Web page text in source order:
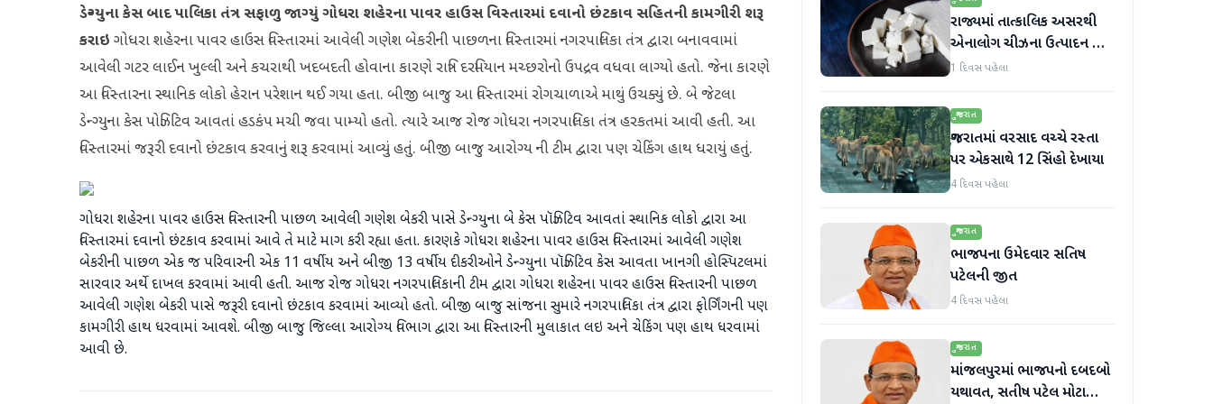
ડેન્ગ્યુના કેસ બાદ પાલિકા તંત્ર સફાળુ જાગ્યુંગોધરા શહેરના પાવર હાઉસ વિસ્તારમાં દવાનો છંટકાવ સહિતની કામગીરી શરૂ
કરાઇ ગોધરા શહેરના પાવર હાઉસ વિસ્તારમાં આવેલી ગણેશ બેકરીની પાછળના વિસ્તારમાં નગરપાલિકા તંત્ર દ્વારા બનાવવામાં
આવેલી ગટર લાઈન ખુલ્લી અને કચરાથી ખદબદતી હોવાના કારણે રાત્રિ દરમિયાન મચ્છરોનો ઉપદ્રવ વધવા લાગ્યો હતો. જેના કારણે
આ વિસ્તારના સ્થાનિક લોકો હેરાન પરેશાન થઈ ગયા હતા. બીજી બાજુ આ વિસ્તારમાં રોગચાળાએ માથું ઉચક્યું છે. બે જેટલા
ડેન્ગ્યુના કેસ પોઝિટિવ આવતાં હડકંપ મચી જવા પામ્યો હતો. ત્યારે આજ રોજ ગોધરા નગરપાલિકા તંત્ર હરકતમાં આવી હતી. આ
વિસ્તારમાં જરૂરી દવાનો છંટકાવ કરવાનું શરૂ કરવામાં આવ્યું હતું. બીજી બાજુ આરોગ્ય ની ટીમ દ્વારા પણ ચેકિંગ હાથ ધરાયું હતું.
ગોધરા શહેરના પાવર હાઉસ વિસ્તારની પાછળ આવેલી ગણેશ બેકરી પાસે ડેન્ગ્યુના બે કેસ પૉઝિટિવ આવતાં સ્થાનિક લોકો દ્વારા આ
વિસ્તારમાં દવાનો છંટકાવ કરવામાં આવે તે માટે માગ કરી રહ્યા હતા. કારણકે ગોધરા શહેરના પાવર હાઉસ વિસ્તારમાં આવેલી ગણેશ
બેકરીની પાછળ એક જ પરિવારની એક 11 વર્ષીય અને બીજી 13 વર્ષીય દીકરીઓને ડેન્ગ્યુના પૉઝિટિવ કેસ આવતા ખાનગી હોસ્પિટલમાં
સારવાર અર્થે દાખલ કરવામાં આવી હતી. આજ રોજ ગોધરા નગરપાલિકાની ટીમ દ્વારા ગોધરા શહેરના પાવર હાઉસ વિસ્તારની પાછળ
આવેલી ગણેશ બેકરી પાસે જરૂરી દવાનો છંટકાવ કરવામાં આવ્યો હતો. બીજી બાજુ સાંજના સુમારે નગરપાલિકા તંત્ર દ્વારા ફોર્ગિંગની પણ
કામગીરી હાથ ધરવામાં આવશે. બીજી બાજુ જિલ્લા આરોગ્ય વિભાગ દ્વારા આ વિસ્તારની મુલાકાત લઇ અને ચેકિંગ પણ હાથ ધરવામાં
આવી છે.
રાજ્યમાં તાત્કાલિક અસરથી
એનાલોગ ચીઝના ઉત્પાદન અને
વેચાણ પર પ્રતિબંધ.
1 દિવસ પહેલા
ગુજરાત
ગુજરાતમાં વરસાદ વચ્ચે રસ્તા
પર એકસાથે 12 સિંહો દેખાયા
4 દિવસ પહેલા
ગુજરાત
ભાજપના ઉમેદવાર સતિષ
પટેલની જીત
4 દિવસ પહેલા
ગુજરાત
માંજલપુરમાં ભાજપનો દબદબો
યથાવત, સતીષ પટેલ મોટા